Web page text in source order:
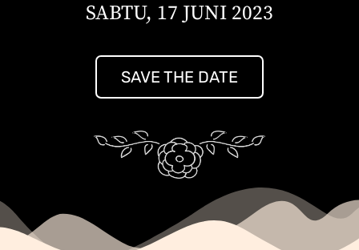
SABTU, 17 JUNI 2023
SAVE THE DATE